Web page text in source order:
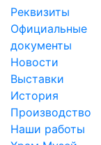
Реквизиты
Официальные
документы
Новости
Выставки
История
Производство
Наши работы